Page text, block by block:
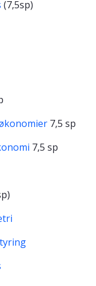
(7,5sp)
7,5 sp
7,5 sp